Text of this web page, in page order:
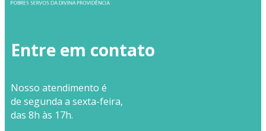
Entre em contato
Nosso atendimento é
de segunda a sexta-feira,
das 8h às 17h.